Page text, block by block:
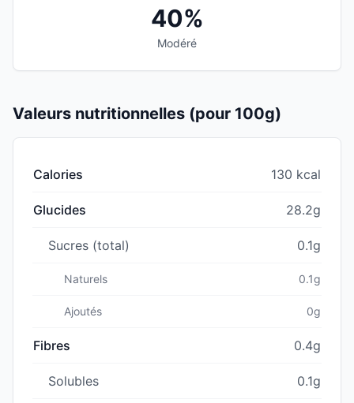
40%
Modéré
Valeurs nutritionnelles (pour 100g)
Calories 130 kcal
Glucides 28.2g
Sucres (total) 0.1g
Naturels 0.1g
Ajoutés 0g
Fibres 0.4g
Solubles 0.1g